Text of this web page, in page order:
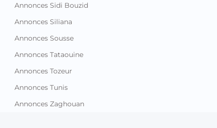
Annonces Sidi Bouzid
Annonces Siliana
Annonces Sousse
Annonces Tataouine
Annonces Tozeur
Annonces Tunis
Annonces Zaghouan